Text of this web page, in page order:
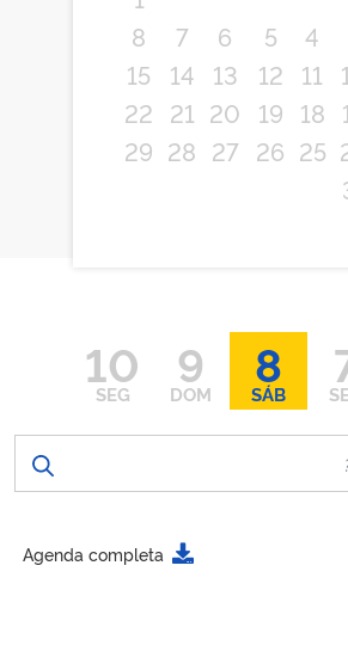
4
5
6
7
8
11
12
13
14
15
18
19
20
21
22
25
26
27
28
29
8
SÁB
9
DOM
10
SEG
Agenda completa